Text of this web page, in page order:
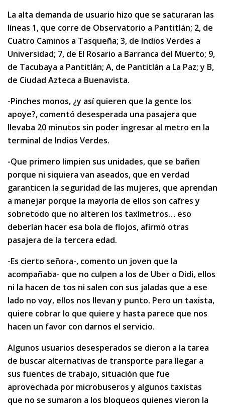
La alta demanda de usuario hizo que se saturaran las
líneas 1, que corre de Observatorio a Pantitlán; 2, de
Cuatro Caminos a Tasqueña; 3, de Indios Verdes a
Universidad; 7, de El Rosario a Barranca del Muerto; 9,
de Tacubaya a Pantitlán; A, de Pantitlán a La Paz; y B,
de Ciudad Azteca a Buenavista.
-Pinches monos, ¿y así quieren que la gente los
apoye?, comentó desesperada una pasajera que
llevaba 20 minutos sin poder ingresar al metro en la
terminal de Indios Verdes.
-Que primero limpien sus unidades, que se bañen
porque ni siquiera van aseados, que en verdad
garanticen la seguridad de las mujeres, que aprendan
a manejar porque la mayoría de ellos son cafres y
sobretodo que no alteren los taxímetros… eso
deberían hacer esa bola de flojos, afirmó otras
pasajera de la tercera edad.
-Es cierto señora-, comento un joven que la
acompañaba- que no culpen a los de Uber o Didi, ellos
ni la hacen de tos ni salen con sus jaladas que a ese
lado no voy, ellos nos llevan y punto. Pero un taxista,
quiere cobrar lo que quiere y hasta parece que nos
hacen un favor con darnos el servicio.
Algunos usuarios desesperados se dieron a la tarea
de buscar alternativas de transporte para llegar a
sus fuentes de trabajo, situación que fue
aprovechada por microbuseros y algunos taxistas
que no se sumaron a los bloqueos quienes vieron la